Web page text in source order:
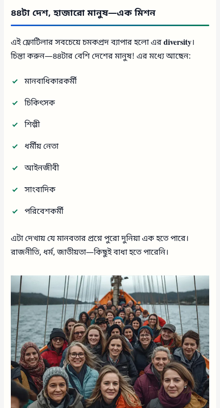
৪৪টা দেশ, হাজারো মানুষ—এক মিশন
এই ফ্লোটিলার সবচেয়ে চমকপ্রদ ব্যাপার হলো এরdiversity।
চিন্তা করুন—৪৪টার বেশি দেশের মানুষ! এর মধ্যে আছেন:
মানবাধিকারকর্মী
চিকিৎসক
শিল্পী
ধর্মীয় নেতা
আইনজীবী
সাংবাদিক
পরিবেশকর্মী
এটা দেখায় যে মানবতার প্রশ্নে পুরো দুনিয়া এক হতে পারে।
রাজনীতি, ধর্ম, জাতীয়তা—কিছুই বাধা হতে পারেনি।